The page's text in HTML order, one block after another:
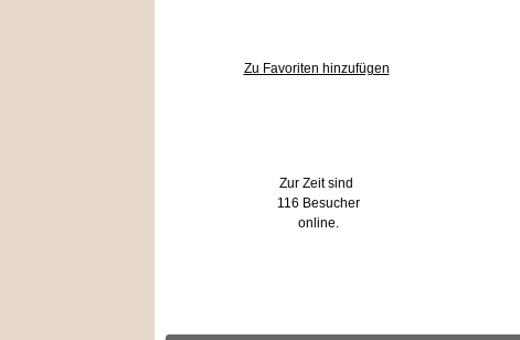
Zu Favoriten hinzufügen
Zur Zeit sind
116 Besucher
online.